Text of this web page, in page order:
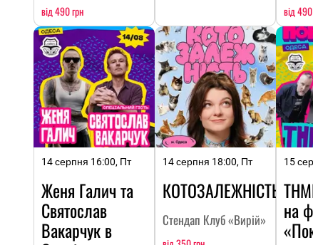
від 490 грн від
14 серпня 16:00, Пт
Женя Галич та
Святослав
Вакарчук в
14 серпня 18:00, Пт
КОТОЗАЛЕЖНІСТЬ
Стендап Клуб «Вирій»
15
на